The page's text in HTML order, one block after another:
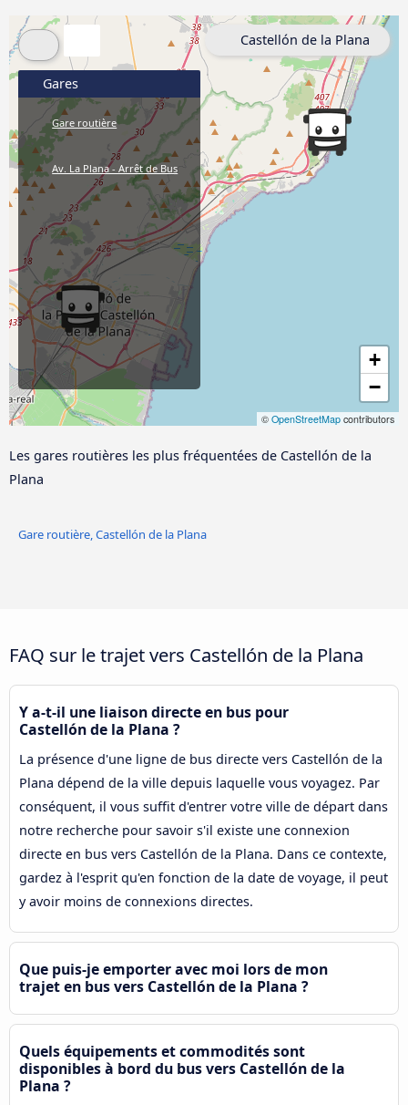
+
−
© OpenStreetMap contributors
Gares
Gare routière
Av. La Plana - Arrêt de Bus
Castellón de la Plana
Les gares routières les plus fréquentées de Castellón de la
Plana
Gare routière, Castellón de la Plana
FAQ sur le trajet vers Castellón de la Plana
Y a-t-il une liaison directe en bus pour
Castellón de la Plana ?
La présence d'une ligne de bus directe vers Castellón de la
Plana dépend de la ville depuis laquelle vous voyagez. Par
conséquent, il vous suffit d'entrer votre ville de départ dans
notre recherche pour savoir s'il existe une connexion
directe en bus vers Castellón de la Plana. Dans ce contexte,
gardez à l'esprit qu'en fonction de la date de voyage, il peut
y avoir moins de connexions directes.
Que puis-je emporter avec moi lors de mon
trajet en bus vers Castellón de la Plana ?
Quels équipements et commodités sont
disponibles à bord du bus vers Castellón de la
Plana ?